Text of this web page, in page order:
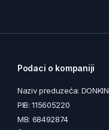
Podaci o kompaniji
Naziv preduzeća: DONKIN
PIB: 115605220
MB: 68492874